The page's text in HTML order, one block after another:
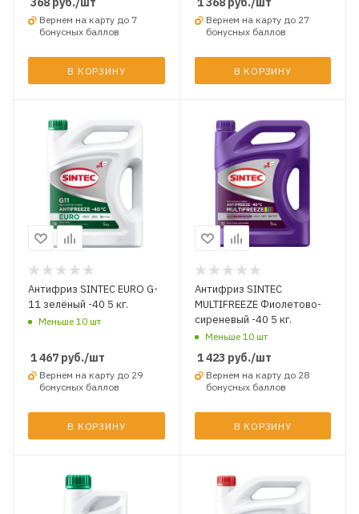
Вернем на карту до 7
бонусных баллов
В КОРЗИНУ
Вернем на карту до 27
бонусных баллов
В КОРЗИНУ
Антифриз SINTEC EURO G-
11 зелёный -40 5 кг.
Меньше 10 шт
1 467 руб./шт
Вернем на карту до 29
бонусных баллов
В КОРЗИНУ
Антифриз SINTEC
MULTIFREEZE Фиолетово-
сиреневый -40 5 кг.
Меньше 10 шт
1 423 руб./шт
Вернем на карту до 28
бонусных баллов
В КОРЗИНУ